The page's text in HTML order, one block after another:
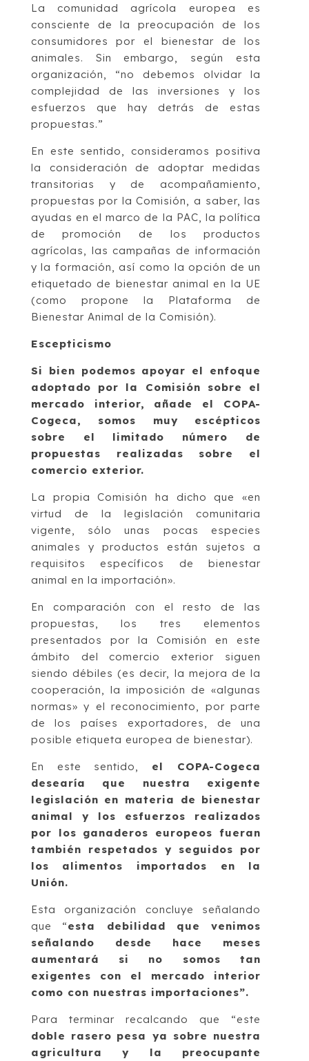
La comunidad agrícola europea es
consciente de la preocupación de los
consumidores por el bienestar de los
animales. Sin embargo, según esta
organización, “no debemos olvidar la
complejidad de las inversiones y los
esfuerzos que hay detrás de estas
propuestas.”
En este sentido, consideramos positiva
la consideración de adoptar medidas
transitorias y de acompañamiento,
propuestas por la Comisión, a saber, las
ayudas en el marco de la PAC, la política
de promoción de los productos
agrícolas, las campañas de información
y la formación, así como la opción de un
etiquetado de bienestar animal en la UE
(como propone la Plataforma de
Bienestar Animal de la Comisión).
Escepticismo
Si bien podemos apoyar el enfoque
adoptado por la Comisión sobre el
mercado interior, añade el COPA-
Cogeca, somos muy escépticos
sobre el limitado número de
propuestas realizadas sobre el
comercio exterior.
La propia Comisión ha dicho que «en
virtud de la legislación comunitaria
vigente, sólo unas pocas especies
animales y productos están sujetos a
requisitos específicos de bienestar
animal en la importación».
En comparación con el resto de las
propuestas, los tres elementos
presentados por la Comisión en este
ámbito del comercio exterior siguen
siendo débiles (es decir, la mejora de la
cooperación, la imposición de «algunas
normas» y el reconocimiento, por parte
de los países exportadores, de una
posible etiqueta europea de bienestar).
En este sentido, el COPA-Cogeca
desearía que nuestra exigente
legislación en materia de bienestar
animal y los esfuerzos realizados
por los ganaderos europeos fueran
también respetados y seguidos por
los alimentos importados en la
Unión.
Esta organización concluye señalando
que “esta debilidad que venimos
señalando desde hace meses
aumentará si no somos tan
exigentes con el mercado interior
como con nuestras importaciones”.
Para terminar recalcando que “este
doble rasero pesa ya sobre nuestra
agricultura y la preocupante